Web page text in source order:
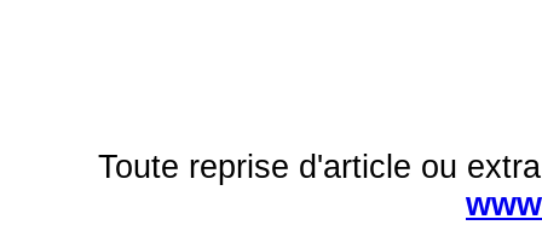
Toute reprise d'article ou